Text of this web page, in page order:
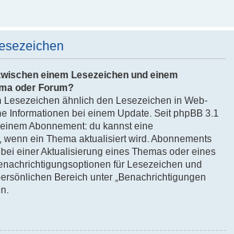
einem Lesezeichen und einem
oder Forum?
Lesezeichen ähnlich den Lesezeichen in Web-
Informationen bei einem Update. Seit phpBB 3.1
Abonnement: du kannst eine
ein Thema aktualisiert wird. Abonnements
einer Aktualisierung eines Themas oder eines
für Lesezeichen und
Bereich unter „Benachrichtigungen